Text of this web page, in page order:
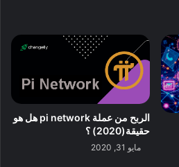
الربح من عملة pi network هل هو
حقيقة(2020) ؟
مايو 31, 2020